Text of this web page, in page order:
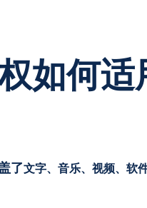
如何适
了文字、音乐、视频、软